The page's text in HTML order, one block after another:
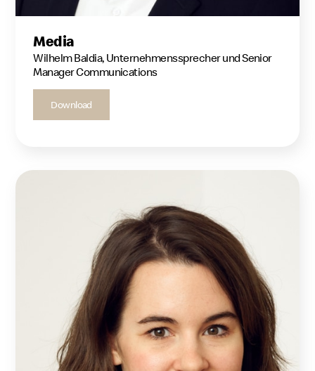
Media
Wilhelm Baldia, Unternehmenssprecher und Senior
Manager Communications
Download